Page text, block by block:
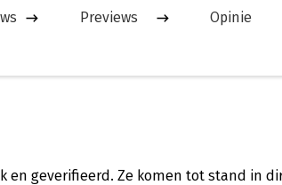
Previews
Opinie
en geverifieerd. Ze komen tot stand in